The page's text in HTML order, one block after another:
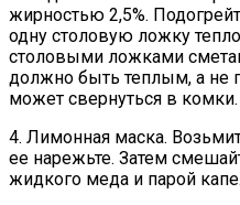
жирностью 2,5%.
одну столовую ложку
столовыми ложками
должно быть теплым, а не
может свернуться в комки.
4. Лимонная маска.
ее нарежьте. Затем
жидкого меда и парой